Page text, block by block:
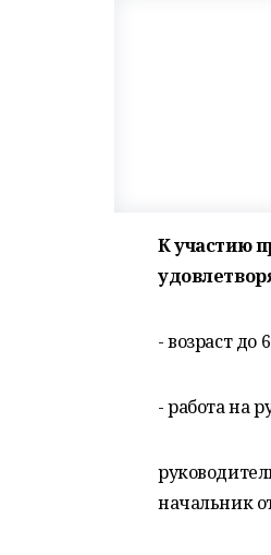
К участию
- возраст до
- работа на
начальник